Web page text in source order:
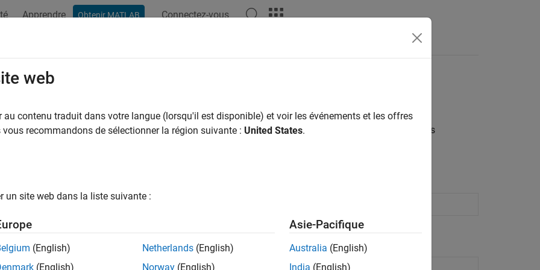
Apprendre Obtenir MATLAB Connectez-vous
module convertisseur analogique-numérique (ADC) du BeagleBone®Black
module convertisseur analogique-numérique (ADC) du BeagleBone Black pour capturer des données
web
au contenu traduit dans votre langue (lorsqu'il est disponible) et voir les événements et les offres
vous recommandons de sélectionner la région suivante : United States.
un site web dans la liste suivante :
(English)
(English)
Netherlands (English)
Norway (English)
Asie-Pacifique
Australia (English)
India (English)